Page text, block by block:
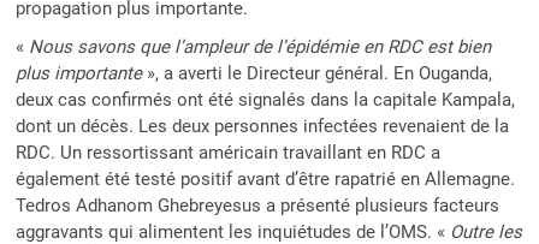
propagation plus importante.
« Nous savons que l’ampleur de l’épidémie en RDC est bien
plus importante», a averti le Directeur général. En Ouganda,
deux cas confirmés ont été signalés dans la capitale Kampala,
dont un décès. Les deux personnes infectées revenaient de la
RDC. Un ressortissant américain travaillant en RDC a
également été testé positif avant d’être rapatrié en Allemagne.
Tedros Adhanom Ghebreyesus a présenté plusieurs facteurs
aggravants qui alimentent les inquiétudes de l’OMS. « Outre les